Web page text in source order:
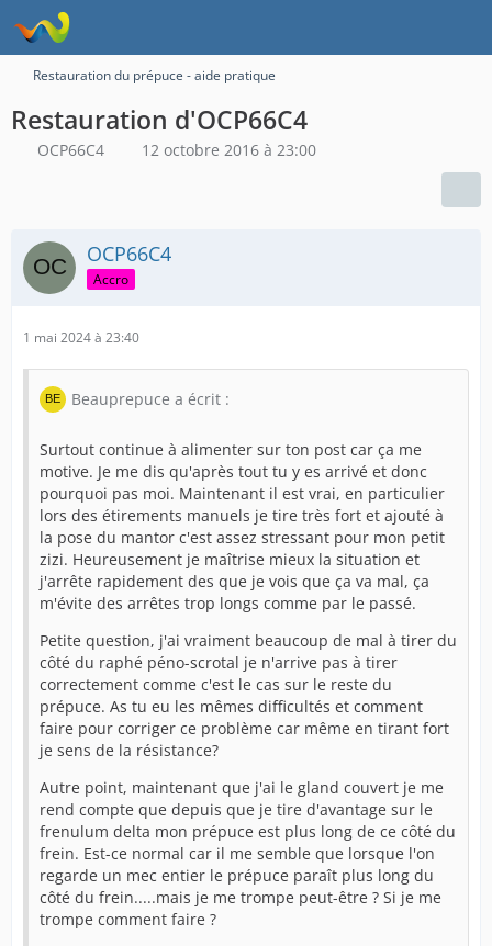
Restauration du prépuce - aide pratique
Restauration d'OCP66C4
OCP66C4 12 octobre 2016 à 23:00
OCP66C4
Accro
1 mai 2024 à 23:40
Beauprepuce a écrit :
Surtout continue à alimenter sur ton post car ça me
motive. Je me dis qu'après tout tu y es arrivé et donc
pourquoi pas moi. Maintenant il est vrai, en particulier
lors des étirements manuels je tire très fort et ajouté à
la pose du mantor c'est assez stressant pour mon petit
zizi. Heureusement je maîtrise mieux la situation et
j'arrête rapidement des que je vois que ça va mal, ça
m'évite des arrêtes trop longs comme par le passé.
Petite question, j'ai vraiment beaucoup de mal à tirer du
côté du raphé péno-scrotal je n'arrive pas à tirer
correctement comme c'est le cas sur le reste du
prépuce. As tu eu les mêmes difficultés et comment
faire pour corriger ce problème car même en tirant fort
je sens de la résistance?
Autre point, maintenant que j'ai le gland couvert je me
rend compte que depuis que je tire d'avantage sur le
frenulum delta mon prépuce est plus long de ce côté du
frein. Est-ce normal car il me semble que lorsque l'on
regarde un mec entier le prépuce paraît plus long du
côté du frein.....mais je me trompe peut-être ? Si je me
trompe comment faire ?